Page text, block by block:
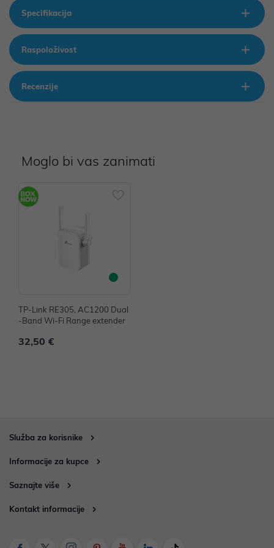
Specifikacija
Raspoloživost
Recenzije
Moglo bi vas zanimati
TP-Link RE305, AC1200 Dual
-Band Wi-Fi Range extender
32,50 €
Služba za korisnike
Informacije za kupce
Saznajte više
Kontakt informacije